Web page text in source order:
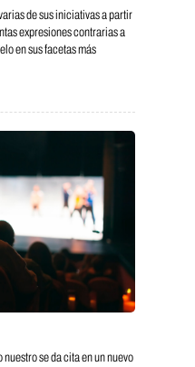
de sus iniciativas a partir
expresiones contrarias a
en sus facetas más
se da cita en un nuevo